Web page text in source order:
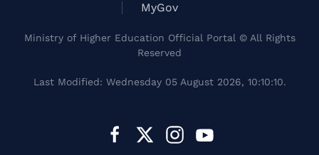
MyGov
Ministry of Higher Education Official Portal © All Rights
Reserved
Last Modified: Wednesday 05 August 2026, 10:10:10.